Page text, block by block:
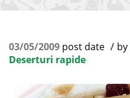
03/05/2009 post date by
Deserturi rapide